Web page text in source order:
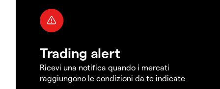
Trading alert
Ricevi una notifica quando i mercati
raggiungono le condizioni da te indicate